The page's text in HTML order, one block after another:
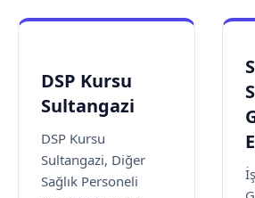
DSP Kursu
Sultangazi
DSP Kursu
Sultangazi, Diğer
Sağlık Personeli